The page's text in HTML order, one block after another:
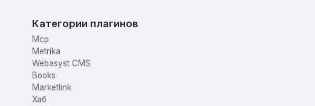
Категории плагинов
Mcp
Metrika
Webasyst CMS
Books
Marketlink
Хаб